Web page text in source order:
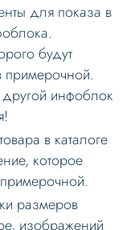
для показа в
будут
примерочной.
инфоблок
в каталоге
которое
размеров
изображений